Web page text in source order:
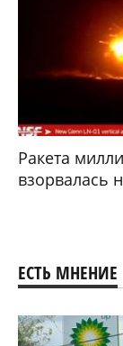
Ракета
взорвалась
ЕСТЬ МНЕНИЕ